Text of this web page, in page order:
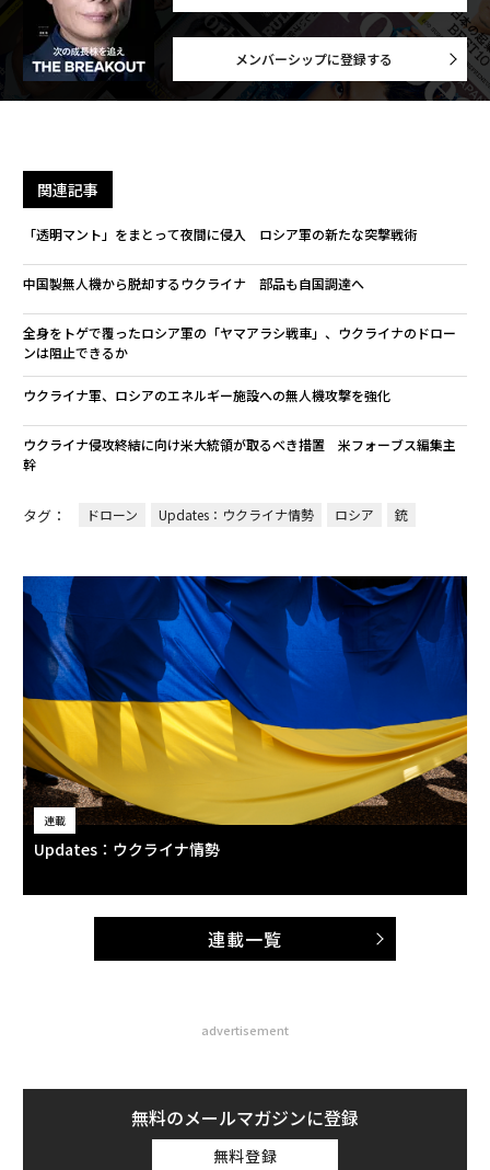
メンバーシップに登録する
関連記事
「透明マント」をまとって夜間に侵入 ロシア軍の新たな突撃戦術
中国製無人機から脱却するウクライナ 部品も自国調達へ
全身をトゲで覆ったロシア軍の「ヤマアラシ戦車」、ウクライナのドロー
ンは阻止できるか
ウクライナ軍、ロシアのエネルギー施設への無人機攻撃を強化
ウクライナ侵攻終結に向け米大統領が取るべき措置 米フォーブス編集主
幹
タグ： ドローン Updates：ウクライナ情勢 ロシア 銃
連載
Updates：ウクライナ情勢
連載一覧
advertisement
無料のメールマガジンに登録
無料登録